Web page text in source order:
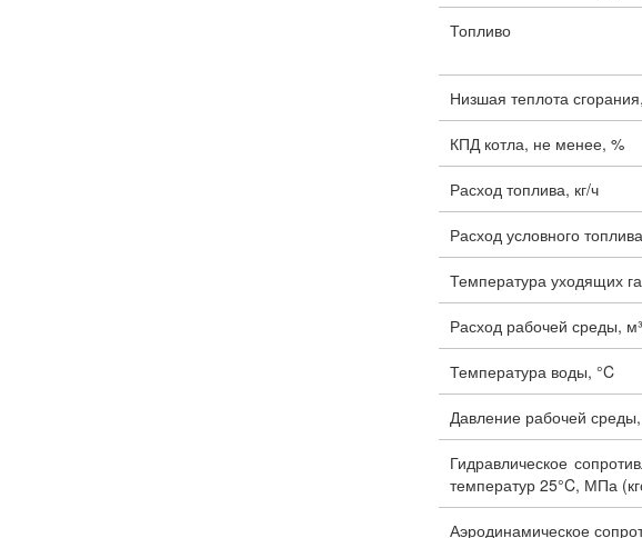
Топливо
Низшая теплота
КПД котла, не менее, %
Расход топлива, кг/ч
Расход условного
Температура уходящих
Расход рабочей среды,
Температура воды, °C
Давление рабочей
Гидравлическое
температур 25°C, МПа
Аэродинамическое